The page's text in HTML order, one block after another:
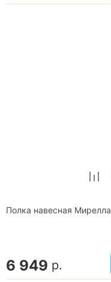
Полка навесная Мирелла
6 949 р.